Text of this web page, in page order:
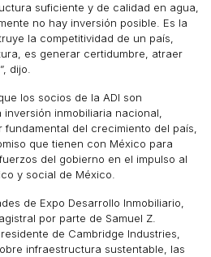
suficiente y de calidad en agua,
no hay inversión posible. Es la
la competitividad de un país,
es generar certidumbre, atraer
dijo.
los socios de la ADI son
inmobiliaria nacional,
fundamental del crecimiento del país,
que tienen con México para
del gobierno en el impulso al
y social de México.
de Expo Desarrollo Inmobiliario,
por parte de Samuel Z.
de Cambridge Industries,
infraestructura sustentable, las